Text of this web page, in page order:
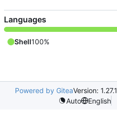
Languages
Shell100%
Powered by GiteaVersion: 1.27.1
Auto
English